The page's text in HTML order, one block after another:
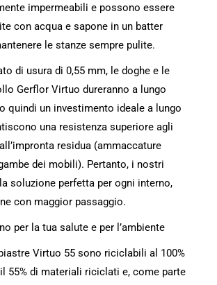
impermeabili e possono essere
con acqua e sapone in un batter
le stanze sempre pulite.
di usura di 0,55 mm, le doghe e le
Gerflor Virtuo dureranno a lungo
quindi un investimento ideale a lungo
una resistenza superiore agli
residua (ammaccature
dei mobili). Pertanto, i nostri
soluzione perfetta per ogni interno,
con maggior passaggio.
per la tua salute e per l’ambiente
Virtuo 55 sono riciclabili al 100%
55% di materiali riciclati e, come parte